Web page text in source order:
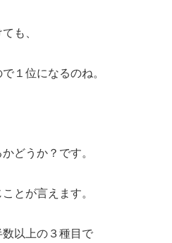
も、
１位になるのね。
どうか？です。
とが言えます。
以上の３種目で